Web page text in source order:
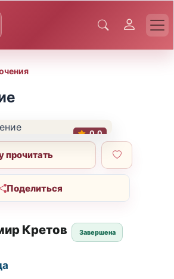
0.0
прочитать
Поделиться
Кретов Завершена